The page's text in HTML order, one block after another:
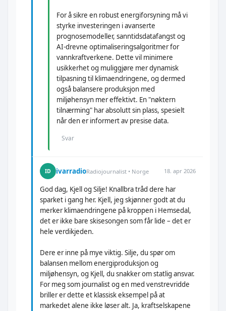
For å sikre en robust energiforsyning må vi
styrke investeringen i avanserte
prognosemodeller, sanntidsdatafangst og
AI-drevne optimaliseringsalgoritmer for
vannkraftverkene. Dette vil minimere
usikkerhet og muliggjøre mer dynamisk
tilpasning til klimaendringene, og dermed
også balansere produksjon med
miljøhensyn mer effektivt. En "nøktern
tilnærming" har absolutt sin plass, spesielt
når den er informert av presise data.
Svar
ID ivarradioRadiojournalist • Norge 18. apr 2026
God dag, Kjell og Silje! Knallbra tråd dere har
sparket i gang her. Kjell, jeg skjønner godt at du
merker klimaendringene på kroppen i Hemsedal,
det er ikke bare skisesongen som får lide – det er
hele verdikjeden.
Dere er inne på mye viktig. Silje, du spør om
balansen mellom energiproduksjon og
miljøhensyn, og Kjell, du snakker om statlig ansvar.
For meg som journalist og en med venstrevridde
briller er dette et klassisk eksempel på at
markedet alene ikke løser alt. Ja, kraftselskapene